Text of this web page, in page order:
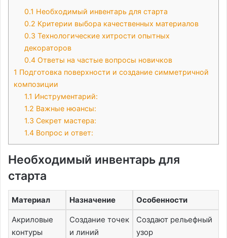
0.1 Необходимый инвентарь для старта
0.2 Критерии выбора качественных материалов
0.3 Технологические хитрости опытных
декораторов
0.4 Ответы на частые вопросы новичков
1 Подготовка поверхности и создание симметричной
композиции
1.1 Инструментарий:
1.2 Важные нюансы:
1.3 Секрет мастера:
1.4 Вопрос и ответ:
Необходимый инвентарь для
старта
Материал Назначение Особенности
Акриловые
контуры
Создание точек
и линий
Создают рельефный
узор